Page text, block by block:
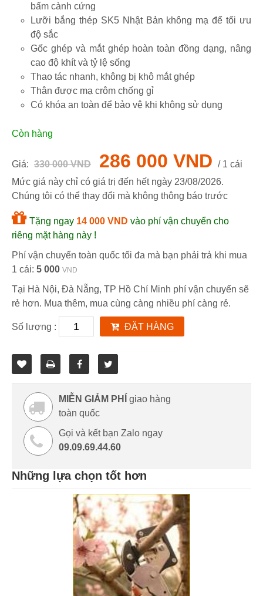
bấm cành cứng
Lưỡi bắng thép SK5 Nhật Bản không mạ để tối ưu
độ sắc
Gốc ghép và mắt ghép hoàn toàn đồng dạng, nâng
cao độ khít và tỷ lệ sống
Thao tác nhanh, không bị khô mắt ghép
Thân được mạ crôm chống gỉ
Có khóa an toàn để bảo vệ khi không sử dụng
Còn hàng
Giá: 330 000 VND 286 000 VND / 1 cái
Mức giá này chỉ có giá trị đến hết ngày 23/08/2026.
Chúng tôi có thể thay đổi mà không thông báo trước
Tặng ngay 14 000 VND vào phí vận chuyển cho
riêng mặt hàng này !
Phí vận chuyển toàn quốc tối đa mà bạn phải trả khi mua
1 cái: 5 000 VND
Tại Hà Nội, Đà Nẵng, TP Hồ Chí Minh phí vận chuyển sẽ
rẻ hơn. Mua thêm, mua cùng càng nhiều phí càng rẻ.
Số lượng : ĐẶT HÀNG
MIỄN GIẢM PHÍ
giao hàng
toàn quốc
Gọi và kết bạn Zalo ngay
09.09.69.44.60
Những lựa chọn tốt hơn